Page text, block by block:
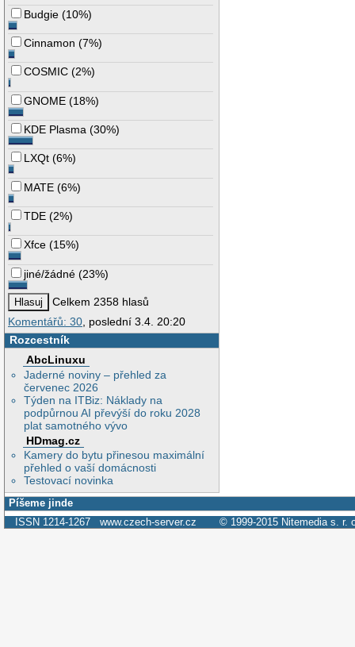
Budgie (10%)
Cinnamon (7%)
COSMIC (2%)
GNOME (18%)
KDE Plasma (30%)
LXQt (6%)
MATE (6%)
TDE (2%)
Xfce (15%)
jiné/žádné (23%)
Celkem 2358 hlasů
Komentářů: 30, poslední 3.4. 20:20
Rozcestník
AbcLinuxu
Jaderné noviny – přehled za
červenec 2026
Týden na ITBiz: Náklady na
podpůrnou AI převýší do roku 2028
plat samotného vývo
HDmag.cz
Kamery do bytu přinesou maximální
přehled o vaší domácnosti
Testovací novinka
Píšeme jinde
ISSN 1214-1267 www.czech-server.cz © 1999-2015 Nitemedia s. r.